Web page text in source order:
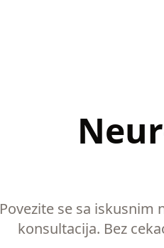
Povezite se sa
konsultacija. Bez